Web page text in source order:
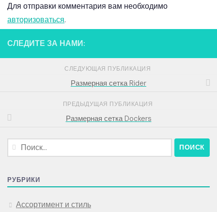
Для отправки комментария вам необходимо
авторизоваться.
СЛЕДИТЕ ЗА НАМИ:
СЛЕДУЮЩАЯ ПУБЛИКАЦИЯ
Размерная сетка Rider
ПРЕДЫДУЩАЯ ПУБЛИКАЦИЯ
Размерная сетка Dockers
Найти:
РУБРИКИ
Ассортимент и стиль